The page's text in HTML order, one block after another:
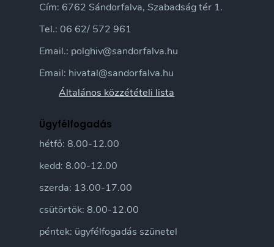
Cím: 6762 Sándorfalva, Szabadság tér 1.
Tel.: 06 62/ 572 961
Email.: polghiv@sandorfalva.hu
Email: hivatal@sandorfalva.hu
Általános közzétételi lista
Ügyfélfogadás
hétfő: 8.00-12.00
kedd: 8.00-12.00
szerda: 13.00-17.00
csütörtök: 8.00-12.00
péntek: ügyfélfogadás szünetel